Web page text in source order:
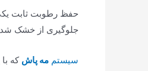
جلوگیری از خشک
سیستم مه پاش که